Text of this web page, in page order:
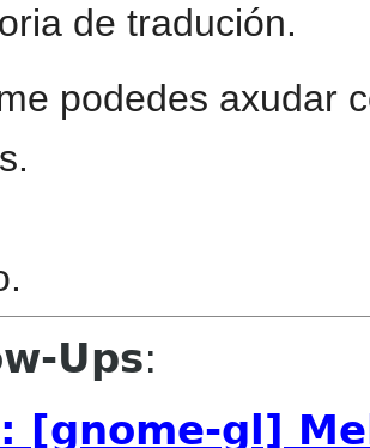
de tradución.
podedes axudar
Ups:
[gnome-gl]